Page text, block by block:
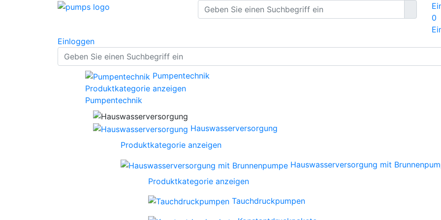
0
Einloggen
Pumpentechnik
Produktkategorie anzeigen
Pumpentechnik
Hauswasserversorgung
Produktkategorie anzeigen
Hauswasserversorgung mit
Produktkategorie anzeigen
Tauchdruckpumpen